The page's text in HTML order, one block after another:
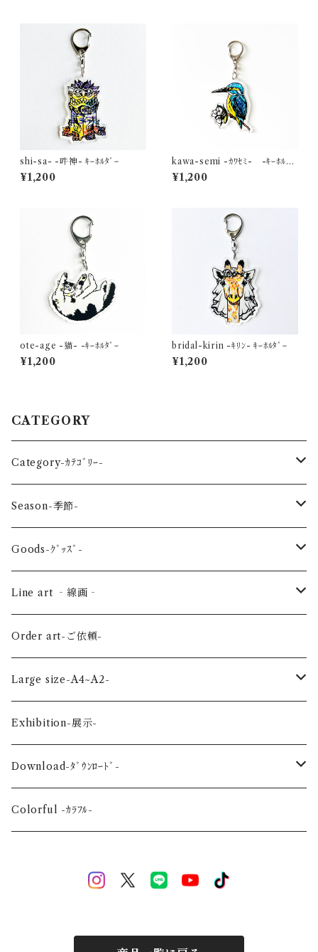
shi-sa- -吽神- ｷｰﾎﾙﾀﾞｰ
¥1,200
kawa-semi -ｶﾜｾﾐ- -ｷｰﾎﾙﾀﾞ
ｰ
¥1,200
ote-age -猫- -ｷｰﾎﾙﾀﾞｰ
¥1,200
bridal-kirin -ｷﾘﾝ- ｷｰﾎﾙﾀﾞｰ
¥1,200
CATEGORY
Category-ｶﾃｺﾞﾘｰ-
reptile-爬虫類-
Sea-海の生き物-
Bird-鳥-
Land-陸の生き物-
Planet-惑星-
Flower-花-
Wedding-婚礼-
Event-祝祭-
Season-季節-
Spring-春-
Summer-夏-
Autumn-秋-
Winter-冬-
Goods-ｸﾞｯｽﾞ-
Key ring -ｷｰﾎﾙﾀﾞｰ
Art panel -ｱｰﾄﾊﾟﾈﾙ-
Acrylic figure -ｱｸﾘﾙﾌｨｷﾞｭｱ-
Line art ‐線画‐
Flower ‐花-
Mini -ミニ-
Okinawa-沖縄-
Order art-ご依頼-
Large size-A4~A2-
A4
A3
A2
Exhibition-展示-
Download-ﾀﾞｳﾝﾛｰﾄﾞ-
Alphabet-文字-
Colorful -ｶﾗﾌﾙ-